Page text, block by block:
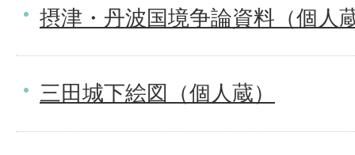
摂津・丹波国境争論資料（個人
三田城下絵図（個人蔵）